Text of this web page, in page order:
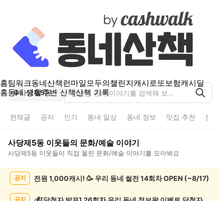
홈팀워크동네산책 런마일모두의챌린지캐시로또보험캐시딜
홈동네 생활주변 산책산책 기록
사당제5동
전체글 공지 인기 동네 일상 동네 정보 맛집 추천 분
사당제5동 이웃들의 문화/예술 이야기
사당제5동 이웃들이 직접 올린 문화/예술 이야기를 모아봐요
공지 전원 1,000캐시! 🥳 우리 동네 썰전 14회차 OPEN (~8/17)
공지